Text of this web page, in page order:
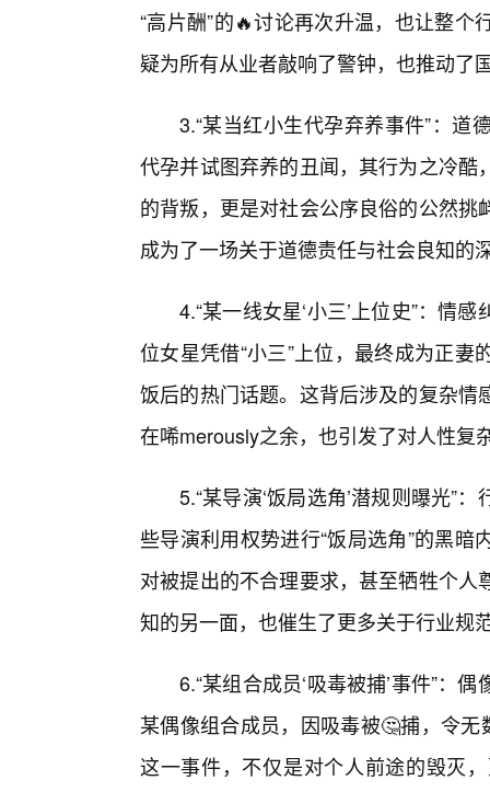
“高片酬”的🔥讨论再次升温，也让整
疑为所有从业者敲响了警钟，也推动了
3.“某当红小生代孕弃养事件”：道
代孕并试图弃养的丑闻，其行为之冷
的背叛，更是对社会公序良俗的公然
成为了一场关于道德责任与社会良知的
4.“某一线女星‘小三’上位史”：情
位女星凭借“小三”上位，最终成为正
饭后的热门话题。这背后涉及的复杂
在唏merously之余，也引发了对人性复
5.“某导演‘饭局选角’潜规则曝光”
些导演利用权势进行“饭局选角”的黑
对被提出的不合理要求，甚至牺牲个
知的另一面，也催生了更多关于行业规
6.“某组合成员‘吸毒被捕’事件”：
某偶像组合成员，因吸毒被🤔捕，令
这一事件，不仅是对个人前途的毁灭